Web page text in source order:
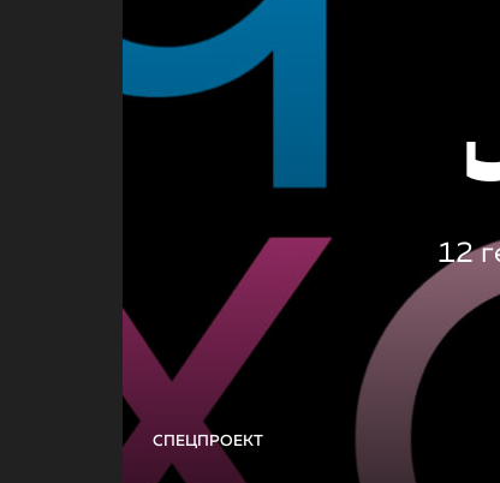
СПЕЦПРОЕКТ
12